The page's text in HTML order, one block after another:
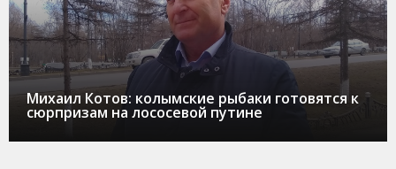
Михаил Котов: колымские рыбаки готовятся к
сюрпризам на лососевой путине